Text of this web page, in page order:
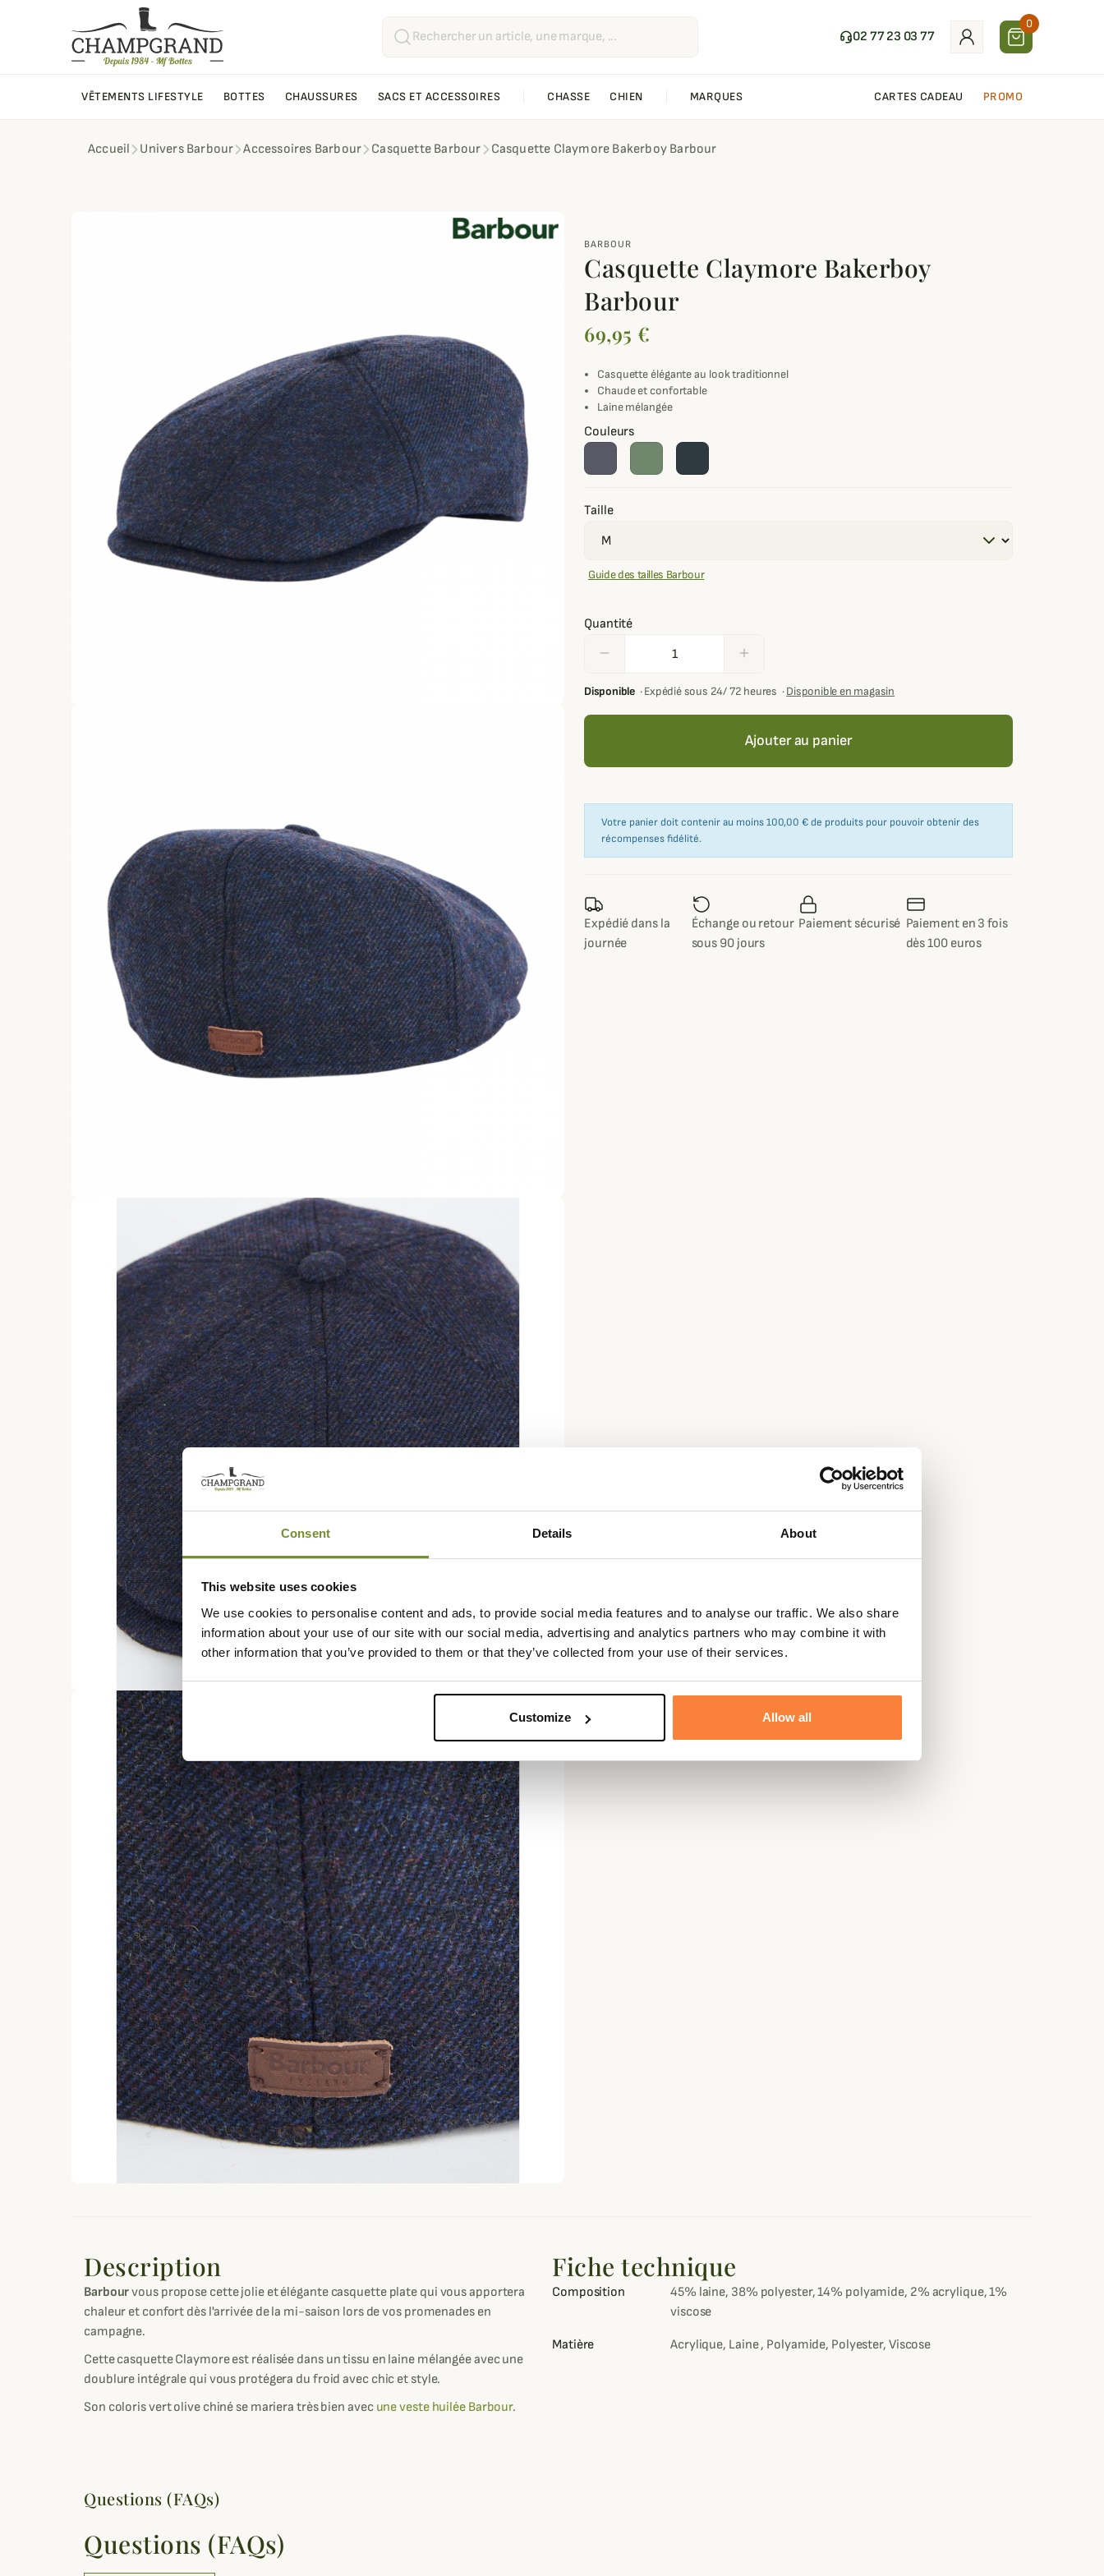
Consent Details About
This website uses cookies
We use cookies to personalise content and ads, to provide social media features and to analyse our traffic. We also share
information about your use of our site with our social media, advertising and analytics partners who may combine it with
other information that you’ve provided to them or that they’ve collected from your use of their services.
Customize Allow all
02 77 23 03 77
0
VÊTEMENTS LIFESTYLE BOTTES CHAUSSURES SACS ET ACCESSOIRES CHASSE CHIEN MARQUES CARTES CADEAU PROMO
Accueil Univers Barbour Accessoires Barbour Casquette Barbour Casquette Claymore Bakerboy Barbour
BARBOUR
Casquette Claymore Bakerboy
Barbour
69,95 €
Casquette élégante au look traditionnel
Chaude et confortable
Laine mélangée
Couleurs
Taille
Guide des tailles Barbour
Quantité
remove add
Disponible ·Expédié sous 24/ 72 heures ·Disponible en magasin
Ajouter au panier
Votre panier doit contenir au moins 100,00 € de produits pour pouvoir obtenir des
récompenses fidélité.
Expédié dans la
journée
Échange ou retour
sous 90 jours
Paiement sécurisé Paiement en 3 fois
dès 100 euros
Description
Barbourvous propose cette jolie et élégante casquette plate qui vous apportera
chaleur et confort dès l'arrivée de la mi-saison lors de vos promenades en
campagne.
Cette casquette Claymore est réalisée dans un tissu en laine mélangée avec une
doublure intégrale qui vous protégera du froid avec chic et style.
Son coloris vert olive chiné se mariera très bien avec une veste huilée Barbour.
Fiche technique
Composition
45% laine, 38% polyester, 14% polyamide, 2% acrylique, 1%
viscose
Matière Acrylique, Laine , Polyamide, Polyester, Viscose
Questions (FAQs)
Questions (FAQs)